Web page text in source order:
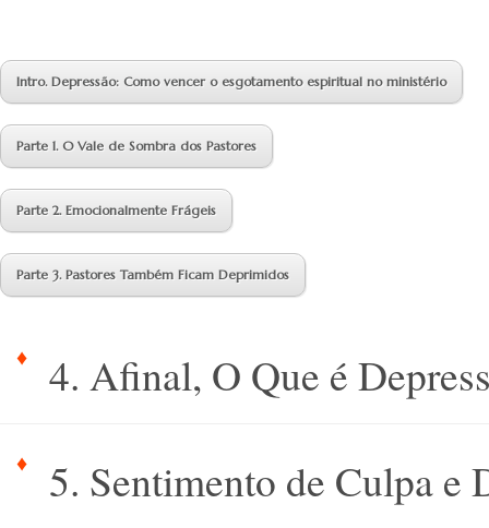
Intro. Depressão: Como vencer o esgotamento espiritual no ministério
Parte 1. O Vale de Sombra dos Pastores
Parte 2. Emocionalmente Frágeis
Parte 3. Pastores Também Ficam Deprimidos
4. Afinal, O Que é
5. Sentimento de Culpa e